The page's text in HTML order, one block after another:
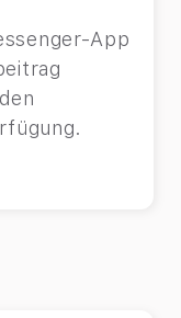
App